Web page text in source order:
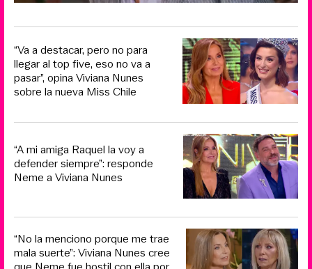
“Va a destacar, pero no para
llegar al top five, eso no va a
pasar”, opina Viviana Nunes
sobre la nueva Miss Chile
“A mi amiga Raquel la voy a
defender siempre”: responde
Neme a Viviana Nunes
“No la menciono porque me trae
mala suerte”: Viviana Nunes cree